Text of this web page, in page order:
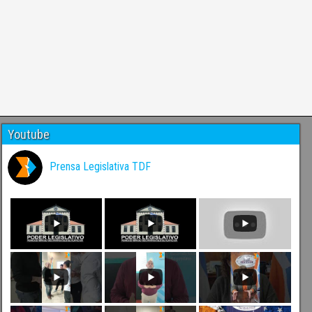
Youtube
Prensa Legislativa TDF